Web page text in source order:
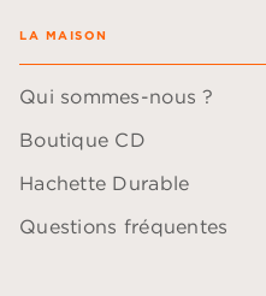
LA MAISON
Qui sommes-nous ?
Boutique CD
Hachette Durable
Questions fréquentes